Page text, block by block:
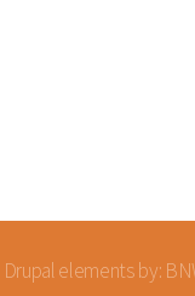
Drupalelements by: